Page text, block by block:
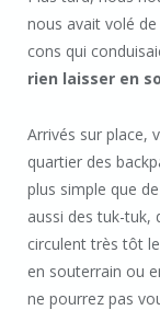
nous avait volé de
cons qui
rien laisser en
Arrivés sur place,
quartier des
plus simple que
aussi des tuk-tuk,
circulent très tôt
en souterrain ou
ne pourrez pas